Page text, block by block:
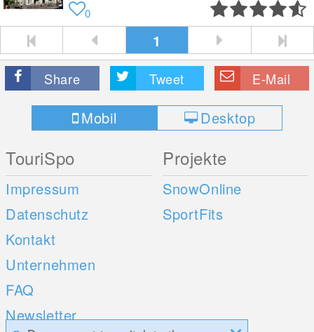
0
1
Share Tweet E-Mail
Mobil Desktop
TouriSpo
Impressum
Datenschutz
Kontakt
Unternehmen
FAQ
Newsletter
Projekte
SnowOnline
SportFits